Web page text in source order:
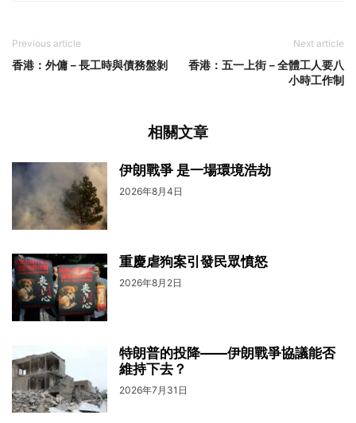
Previous article
香港：外傭－長工時與債務盤剝
Next article
香港：五一上街－全體工人要八
小時工作制
相關文章
伊朗戰爭 是一場環境浩劫
2026年8月4日
重慶虐狗案引發民眾憤怒
2026年8月2日
特朗普的投降——伊朗戰爭協議能否
維持下去？
2026年7月31日